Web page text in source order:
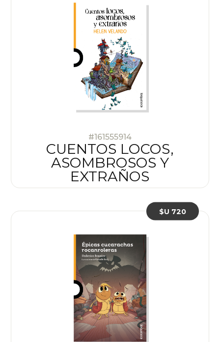
#161555914
CUENTOS LOCOS,
ASOMBROSOS Y
EXTRAÑOS
$U 720